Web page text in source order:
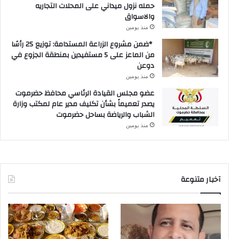
حمله نزول ميداني على المحلات التجاريه
والاسواق
منذ يومين
​ *ضمن مشروع الزراعة المستدامة: توزيع 25 رأسًا
من الماعز على 5 مستفيدين بمنطقة الجزوع في
دوعن
منذ يومين
عضو مجلس القيادة الرئاسي محافظ حضرموت
يصدر تعميماً بشأن تكليف مدير عام لمكتب وزارة
الشباب والرياضة بساحل حضرموت
منذ يومين
آخبار متنوعة